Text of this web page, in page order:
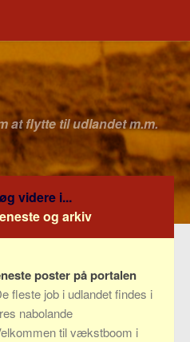
at flytte til udlandet m.m.
videre i...
og arkiv
poster på portalen
fleste job i udlandet findes i
nabolande
til vækstboom i